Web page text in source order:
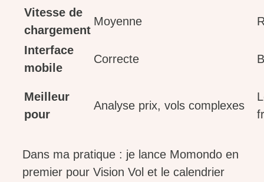
Vitesse de
chargement
Moyenne
Interface
mobile
Correcte
Meilleur
pour
Analyse prix, vols complexes
Dans ma pratique : je lance Momondo en
premier pour Vision Vol et le calendrier